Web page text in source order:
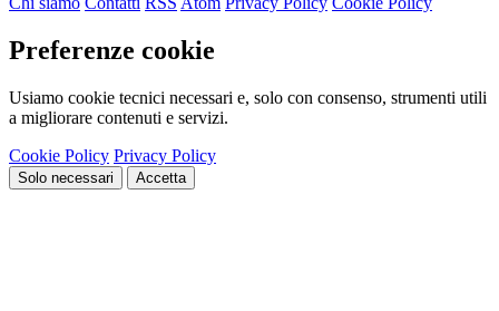
Preferenze cookie
Usiamo cookie tecnici necessari e, solo con consenso, strumenti utili
a migliorare contenuti e servizi.
Cookie Policy Privacy Policy
Solo necessari Accetta